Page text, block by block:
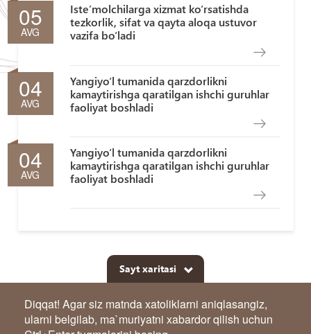
05
AVG
Iste’molchilarga xizmat ko‘rsatishda
tezkorlik, sifat va qayta aloqa ustuvor
vazifa bo‘ladi
04
AVG
Yangiyo‘l tumanida qarzdorlikni
kamaytirishga qaratilgan ishchi guruhlar
faoliyat boshladi
04
AVG
Yangiyo‘l tumanida qarzdorlikni
kamaytirishga qaratilgan ishchi guruhlar
faoliyat boshladi
Sayt xaritasi
Diqqat! Agar siz matnda xatoliklarni aniqlasangiz,
ularni belgilab, ma`muriyatni xabardor qilish uchun